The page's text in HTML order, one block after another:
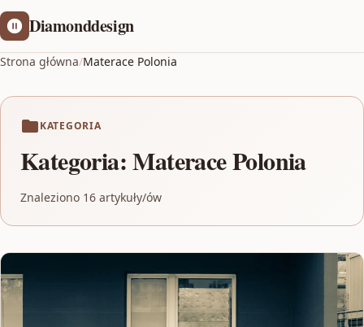
Diamonddesign
Strona główna/Materace Polonia
KATEGORIA
Kategoria:Materace Polonia
Znaleziono 16 artykuły/ów